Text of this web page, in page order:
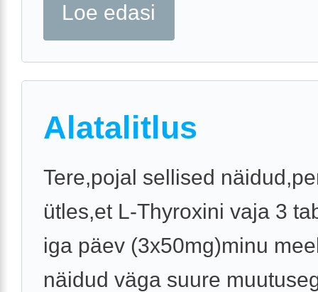
Loe edasi
Alatalitlus
Tere,pojal sellised
ütles,et L-Thyroxini vaja 3
iga päev (3x50mg)minu
näidud väga suure